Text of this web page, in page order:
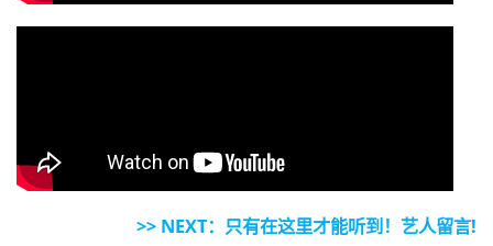
>> NEXT：只有在这里才能听到！艺人留言!